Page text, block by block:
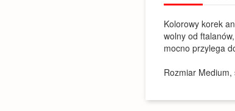
Kolorowy korek
wolny od
mocno przylega
Rozmiar